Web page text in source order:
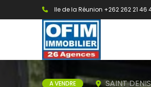
Ile de la Réunion +262 262 21 46
A VENDRE SAINT